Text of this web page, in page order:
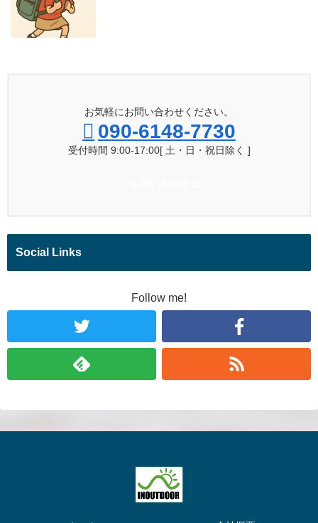
お気軽にお問い合わせください。
090-6148-7730
受付時間 9:00-17:00[ 土・日・祝日除く ]
Social Links
Follow me!